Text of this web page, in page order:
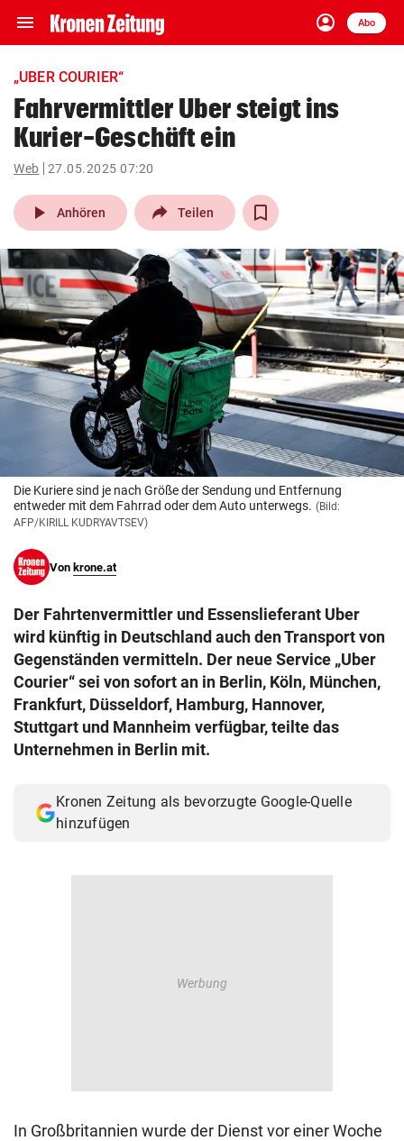
menu Navigation
ein-/ausklappen
account_circle
Anmelden
Abo
close Schließen
account_circle Anmelden
pin_drop
Wien arrow_right
bookmark
search
Suchbegriff
eingeben
© Krone Multimedia GmbH & Co KG 2026
Muthgasse 2, 1190 Wien
„UBER COURIER“
Fahrvermittler Uber steigt ins
Kurier-Geschäft ein
Web 27.05.2025 07:20
play_arrow Anhören Teilen
Die Kuriere sind je nach Größe der Sendung und Entfernung
entweder mit dem Fahrrad oder dem Auto unterwegs. (Bild:
AFP/KIRILL KUDRYAVTSEV)
Von krone.at
Der Fahrtenvermittler und Essenslieferant Uber
wird künftig in Deutschland auch den Transport von
Gegenständen vermitteln. Der neue Service „Uber
Courier“ sei von sofort an in Berlin, Köln, München,
Frankfurt,‬ Düsseldorf, Hamburg, Hannover,
Stuttgart und Mannheim verfügbar, teilte das
Unternehmen in Berlin mit.‬
Kronen Zeitung als bevorzugte Google-Quelle
hinzufügen
In Großbritannien wurde der Dienst vor einer Woche